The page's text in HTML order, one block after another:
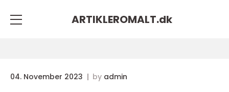
ARTIKLEROMALT.dk
04. November 2023 by admin